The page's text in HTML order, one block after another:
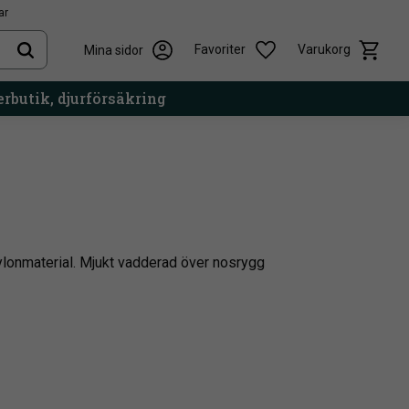
Mina sidor Favoriter Varukorg
Önskelista
djurförsäkring
Mjukt vadderad över nosrygg